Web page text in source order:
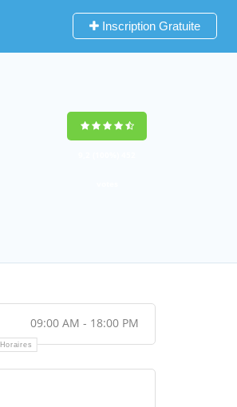
Inscription Gratuite
09:00 AM - 18:00 PM
Horaires